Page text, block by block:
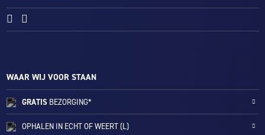
WAAR WIJ VOOR STAAN
GRATIS BEZORGING*
OPHALEN IN ECHT OF WEERT (L)